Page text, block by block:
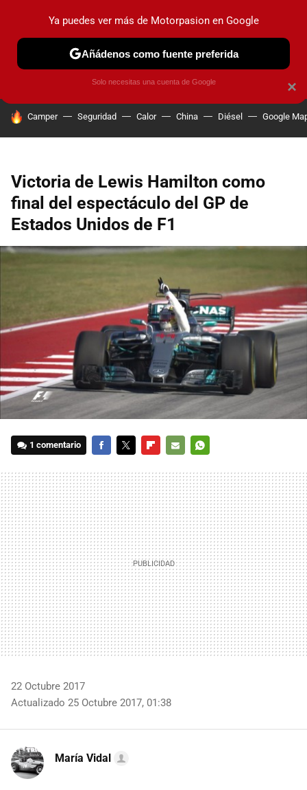
PRUEBAS COCHES ELÉCTRICOS OBSERVATORIO
HOY SE HABLA DE
Camper Seguridad Calor China Diésel Google
Victoria de Lewis Hamilton como
final del espectáculo del GP de
Estados Unidos de F1
1 comentario
MAIL
22 Octubre 2017
Actualizado 25 Octubre 2017, 01:38
María Vidal
×
Ya puedes ver más de Motorpasion en Google
Añádenos como fuente preferida
Solo necesitas una cuenta de Google